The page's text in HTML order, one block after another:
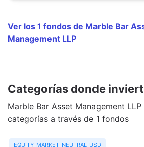
Ver los 1 fondos de Marble Bar
Management LLP
Categorías donde
Marble Bar Asset Management
categorías a través de 1 fondos
equity market neutral usd